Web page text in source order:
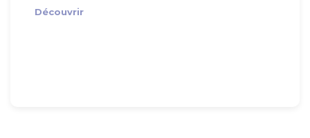
Découvrir